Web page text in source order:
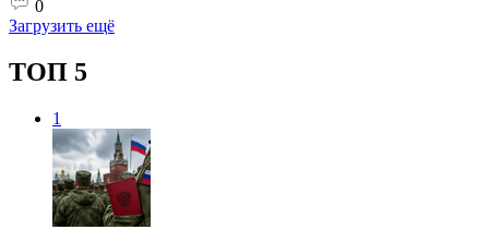
0
Загрузить ещё
ТОП 5
1